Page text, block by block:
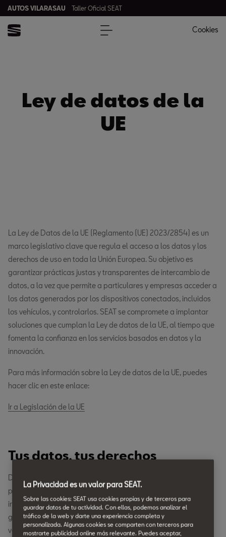
AUTOS VILARASAU Taller Oficial SEAT
Cookies
Ley de datos de la
UE
La Ley de Datos de la UE (Reglamento (UE) 2023/2854) es un
marco legislativo clave que regula el acceso a los datos y los
derechos de uso en toda la Unión Europea. Su objetivo es
garantizar prácticas justas y transparentes de intercambio de
datos, a la vez que permite a particulares y empresas acceder a
los datos generados por los dispositivos conectados, incluidos
los vehículos, y controlarlos. SEAT se compromete a implantar
soluciones que cumplan la Ley de datos de la UE, al tiempo que
fomenta la confianza en los servicios basados en datos y la
innovación.
Para más información sobre la Ley de datos de la UE, puedes
hacer clic en este enlace:
Ir a Legislación de la UE
Tus datos, tus derechos
De acuerdo con la Ley de datos de la UE, defendemos los
principios de transparencia, equidad y control del usuario en el
intercambio de datos. La legislación garantiza que los datos
generados sean accesibles en condiciones bien definidas, a la
vez que prioriza la seguridad y el cumplimiento.
La Privacidad es un valor para SEAT.
Sobre las cookies: SEAT usa cookies propias y de terceros para
guardar datos de tu actividad. Con ellas, podemos analizar el
tráfico de la web y darte una experiencia completa y
personalizada. Algunas cookies se comparten con terceros para
mostrarte publicidad online más relevante. Puedes aceptar,